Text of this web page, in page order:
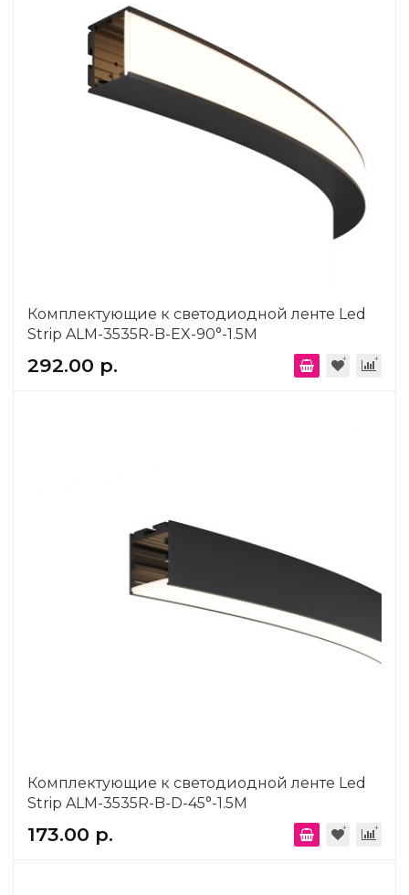
Комплектующие к светодиодной ленте Led
Strip ALM-3535R-B-EX-90°-1.5M
292.00 р.
Комплектующие к светодиодной ленте Led
Strip ALM-3535R-B-D-45°-1.5M
173.00 р.